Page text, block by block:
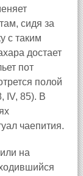
сидя за
с таким
достает
пот
полой
IV, 85). В
чаепития.
на